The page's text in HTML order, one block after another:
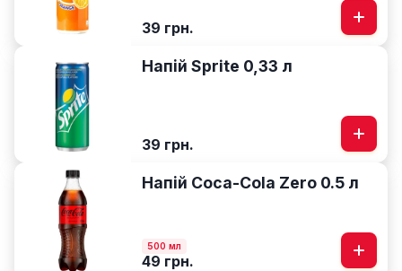
39 грн.
Напій Sprite 0,33 л
39 грн.
Напій Coca-Cola Zero 0.5 л
500 мл
49 грн.